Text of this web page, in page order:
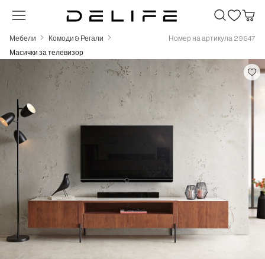
Преминете към основното съдържание
Мебели
Комоди & Регали
Масички за телевизор
Номер на артикула 29647
Пропуснете галерия с изображения